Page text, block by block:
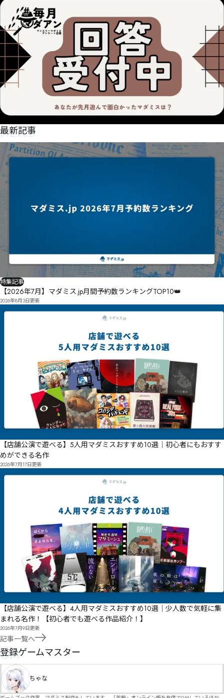
NEWS
最新記事
特集記事
【2026年7月】マダミス.jp月間予約数ランキングTOP10👑
2026年8月3日更新
【店舗公演で遊べる】5人用マダミスおすすめ10選｜初心者にもおすす
めができる名作
2026年7月17日更新
【店舗公演で遊べる】4人用マダミスおすすめ10選｜少人数で気軽に集
まれる名作！【初心者でも遊べる作品紹介！】
2026年7月9日更新
記事一覧へ
GM
登録ゲームマスター
ちゃな